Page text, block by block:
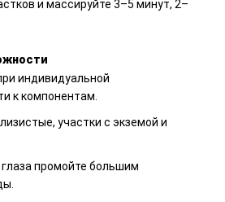
и массируйте 3–5 минут, 2–
индивидуальной
к компонентам.
участки с экземой и
промойте большим